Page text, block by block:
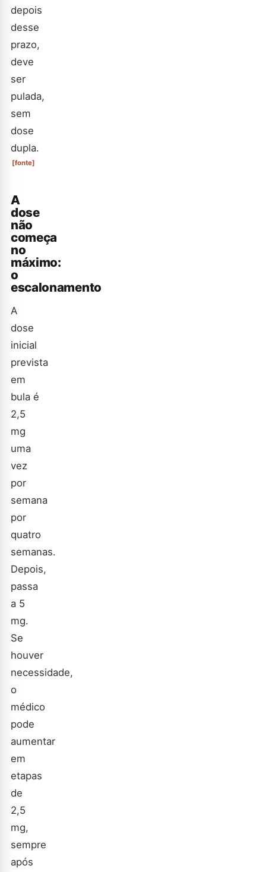
depois
desse
prazo,
deve
ser
pulada,
sem
dose
dupla.
[fonte]
A
dose
não
começa
no
máximo:
o
escalonamento
A
dose
inicial
prevista
em
bula é
2,5
mg
uma
vez
por
semana
por
quatro
semanas.
Depois,
passa
a 5
mg.
Se
houver
necessidade,
o
médico
pode
aumentar
em
etapas
de
2,5
mg,
sempre
após